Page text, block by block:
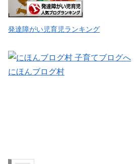
発達障がい児育児ランキング
にほんブログ村